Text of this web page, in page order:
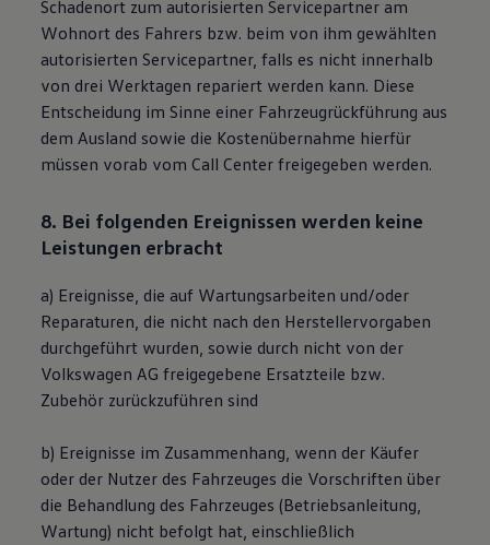
Schadenort zum autorisierten Servicepartner am
Wohnort des Fahrers bzw. beim von ihm gewählten
autorisierten Servicepartner, falls es nicht innerhalb
von drei Werktagen repariert werden kann. Diese
Entscheidung im Sinne einer Fahrzeugrückführung aus
dem Ausland sowie die Kostenübernahme hierfür
müssen vorab vom Call Center freigegeben werden.
8. Bei folgenden Ereignissen werden keine
Leistungen erbracht
a) Ereignisse, die auf Wartungsarbeiten und/oder
Reparaturen, die nicht nach den Herstellervorgaben
durchgeführt wurden, sowie durch nicht von der
Volkswagen AG freigegebene Ersatzteile bzw.
Zubehör zurückzuführen sind
b) Ereignisse im Zusammenhang, wenn der Käufer
oder der Nutzer des Fahrzeuges die Vorschriften über
die Behandlung des Fahrzeuges (Betriebsanleitung,
Wartung) nicht befolgt hat, einschließlich